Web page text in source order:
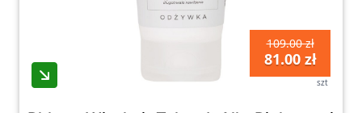
109.00 zł
81.00 zł
szt